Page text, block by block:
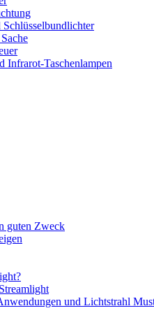
Infrarot-Taschenlampen
guten Zweck
und Lichtstrahl